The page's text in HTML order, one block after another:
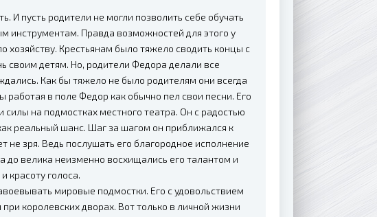
И пусть родители не могли позволить себе обучать
инструментам. Правда возможностей для этого у
хозяйству. Крестьянам было тяжело сводить концы с
своим детям. Но, родители Федора делали все
Как бы тяжело не было родителям они всегда
в поле Федор как обычно пел свои песни. Его
на подмостках местного театра. Он с радостью
реальный шанс. Шаг за шагом он приближался к
не зря. Ведь послушать его благородное исполнение
до велика неизменно восхищались его талантом и
красоту голоса.
мировые подмостки. Его с удовольствием
королевских дворах. Вот только в личной жизни